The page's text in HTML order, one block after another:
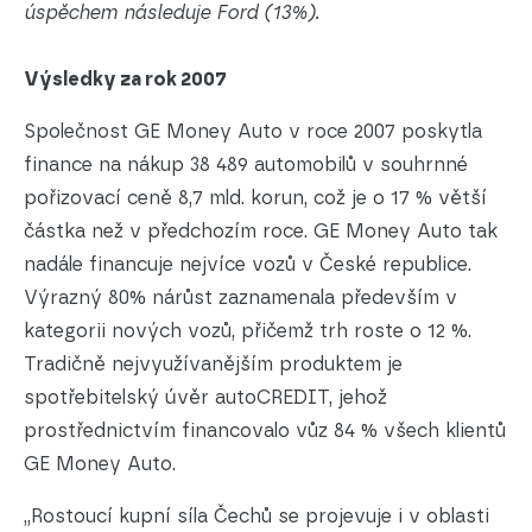
úspěchem následuje Ford (13%).
Výsledky za rok 2007
Společnost GE Money Auto v roce 2007 poskytla
finance na nákup 38 489 automobilů v souhrnné
pořizovací ceně 8,7 mld. korun, což je o 17 % větší
částka než v předchozím roce. GE Money Auto tak
nadále financuje nejvíce vozů v České republice.
Výrazný 80% nárůst zaznamenala především v
kategorii nových vozů, přičemž trh roste o 12 %.
Tradičně nejvyužívanějším produktem je
spotřebitelský úvěr autoCREDIT, jehož
prostřednictvím financovalo vůz 84 % všech klientů
GE Money Auto.
„Rostoucí kupní síla Čechů se projevuje i v oblasti